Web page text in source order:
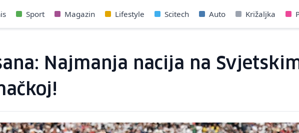
Sport Magazin Lifestyle Scitech Auto Križaljka
Najmanja nacija na